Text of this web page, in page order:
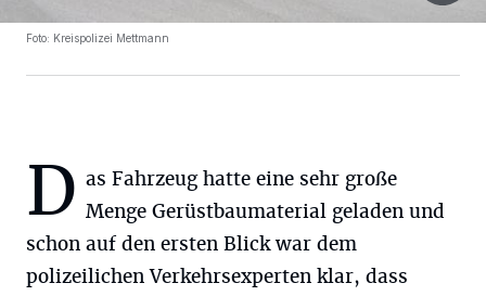
Foto: Kreispolizei Mettmann
D as Fahrzeug hatte eine sehr große
Menge Gerüstbaumaterial geladen und
schon auf den ersten Blick war dem
polizeilichen Verkehrsexperten klar, dass